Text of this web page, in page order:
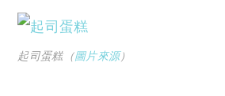
起司蛋糕（圖片來源）